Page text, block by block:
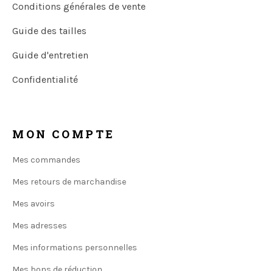
Conditions générales de vente
Guide des tailles
Guide d'entretien
Confidentialité
MON COMPTE
Mes commandes
Mes retours de marchandise
Mes avoirs
Mes adresses
Mes informations personnelles